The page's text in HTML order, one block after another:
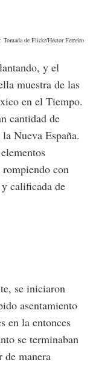
Tomada de Flickr/Héctor Ferreiro
y el
muestra de las
en el Tiempo.
cantidad de
Nueva España.
con
calificada de
se iniciaron
asentamiento
en la entonces
se terminaban
manera